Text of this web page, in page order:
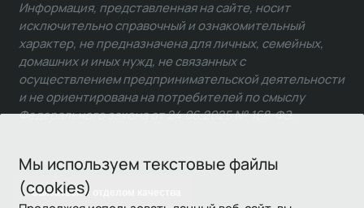
Мы используем текстовые файлы
(cookies)
Связаться с отделом качества
Информация, представленная на сайте, носит
исключительно справочный и ознакомительный
характер, не предназначена для личных, семейных,
домашних и иных нужд, не связанных с
осуществлением предпринимательской деятельности
и не ориентирована на потребителей по смыслу
Федерального закона от 24.06.2025 № 168-ФЗ.